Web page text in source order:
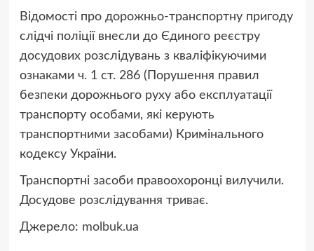
Відомості про дорожньо-транспортну пригоду
слідчі поліції внесли до Єдиного реєстру
досудових розслідувань з кваліфікуючими
ознаками ч. 1 ст. 286 (Порушення правил
безпеки дорожнього руху або експлуатації
транспорту особами, які керують
транспортними засобами) Кримінального
кодексу України.
Транспортні засоби правоохоронці вилучили.
Досудове розслідування триває.
Джерело: molbuk.ua